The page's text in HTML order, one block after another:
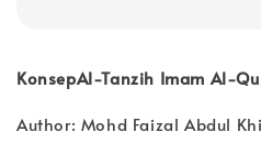
KonsepAl-Tanzih Imam Al-
Author: Mohd Faizal Abdul